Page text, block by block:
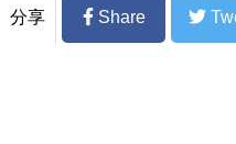
3個月瘦8公斤，體脂減少
醣技巧曝光：4大提醒、3大
分享 Share